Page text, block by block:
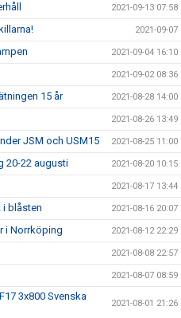
2021-09-13 07:58
2021-09-07
2021-09-04 16:10
2021-09-02 08:36
15 år 2021-08-28 14:00
2021-08-26 13:49
JSM och USM15 2021-08-25 11:00
20-22 augusti 2021-08-20 10:15
2021-08-17 13:44
i blåsten 2021-08-16 20:07
i Norrköping 2021-08-12 22:29
2021-08-08 22:57
2021-08-07 08:59
3x800 Svenska
2021-08-01 21:26